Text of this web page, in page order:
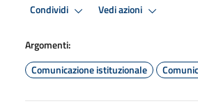
Condividi Vedi azioni
Argomenti:
Comunicazione istituzionale